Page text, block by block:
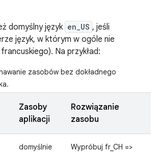
domyślny język en_US , jeśli
język, w którym w ogóle nie
Na przykład:
zasobów bez dokładnego
Zasoby
aplikacji
Rozwiązanie
zasobu
domyślnie
Wypróbuj fr_CH =>